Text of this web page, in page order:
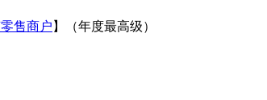
售商户 】（年度最高级）